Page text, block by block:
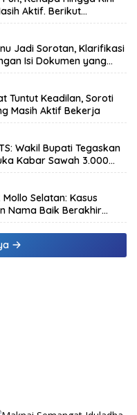
Aktif. Berikut
TTS.
Jadi Sorotan, Klarifikasi
Isi Dokumen yang
Tuntut Keadilan, Soroti
Masih Aktif Bekerja
Wakil Bupati Tegaskan
Kabar Sawah 3.000
Selatan: Kasus
Nama Baik Berakhir